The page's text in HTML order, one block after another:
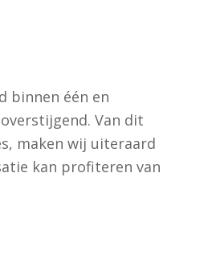
binnen één en
Van dit
maken wij uiteraard
kan profiteren van